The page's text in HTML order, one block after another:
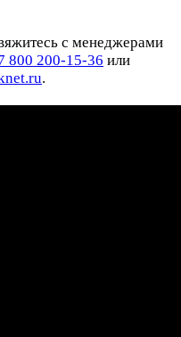
с менеджерами
800 200-15-36 или
.